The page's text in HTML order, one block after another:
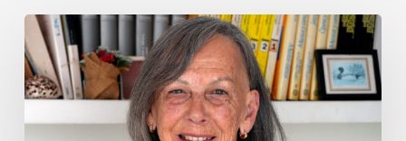
María
Ángeles
Raba
González